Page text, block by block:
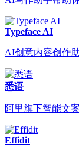
Typeface AI
AI创意内容创作
悉语
阿里旗下智能文
Effidit